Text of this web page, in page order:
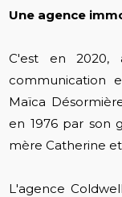
Une agence
C'est en 2020,
communication
Maïca
en 1976 par son
mère Catherine
L'agence